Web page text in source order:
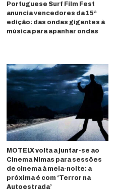
Portuguese Surf Film Fest
anuncia vencedores da 15ª
edição: das ondas gigantes à
música para apanhar ondas
MOTELX volta a juntar-se ao
Cinema Nimas para sessões
de cinema à meia-noite: a
próxima é com ‘Terror na
Autoestrada’